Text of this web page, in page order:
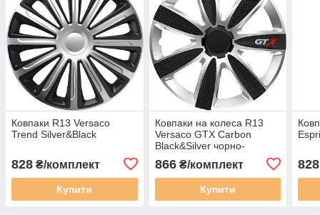
Ковпаки R13 Versaco
Trend Silver&Black
828 ₴/комплект
Купити
Ковпаки на колеса R13
Versaco GTX Carbon
Black&Silver чорно-
866₴/комплект
Купити
828